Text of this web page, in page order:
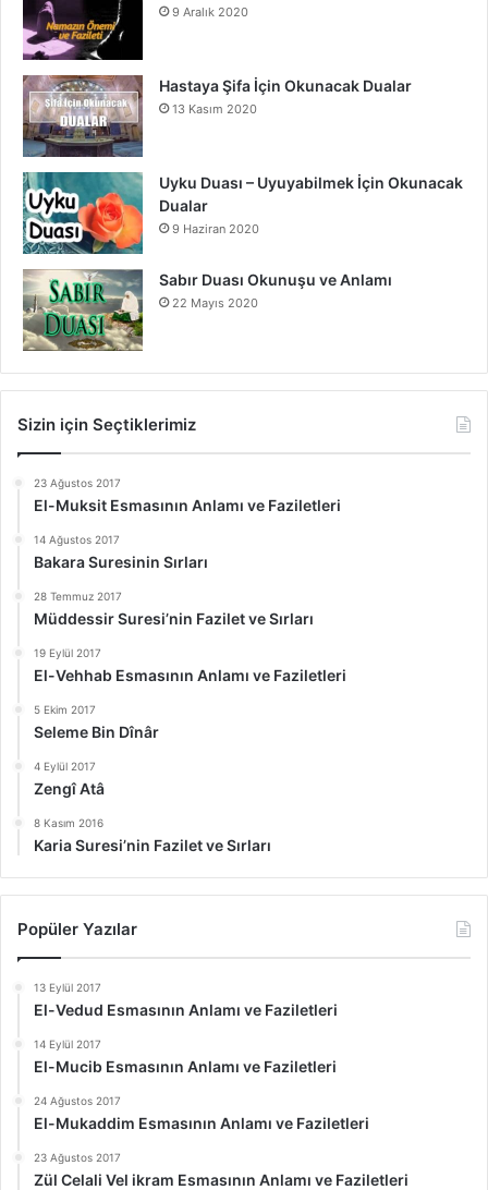
9 Aralık 2020
Hastaya Şifa İçin Okunacak Dualar
13 Kasım 2020
Uyku Duası – Uyuyabilmek İçin Okunacak
Dualar
9 Haziran 2020
Sabır Duası Okunuşu ve Anlamı
22 Mayıs 2020
Sizin için Seçtiklerimiz
23 Ağustos 2017
El-Muksit Esmasının Anlamı ve Faziletleri
14 Ağustos 2017
Bakara Suresinin Sırları
28 Temmuz 2017
Müddessir Suresi’nin Fazilet ve Sırları
19 Eylül 2017
El-Vehhab Esmasının Anlamı ve Faziletleri
5 Ekim 2017
Seleme Bin Dînâr
4 Eylül 2017
Zengî Atâ
8 Kasım 2016
Karia Suresi’nin Fazilet ve Sırları
Popüler Yazılar
13 Eylül 2017
El-Vedud Esmasının Anlamı ve Faziletleri
14 Eylül 2017
El-Mucib Esmasının Anlamı ve Faziletleri
24 Ağustos 2017
El-Mukaddim Esmasının Anlamı ve Faziletleri
23 Ağustos 2017
Zül Celali Vel ikram Esmasının Anlamı ve Faziletleri